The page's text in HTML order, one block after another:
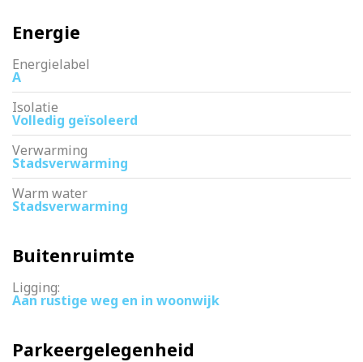
Energie
Energielabel
A
Isolatie
Volledig geïsoleerd
Verwarming
Stadsverwarming
Warm water
Stadsverwarming
Buitenruimte
Ligging:
Aan rustige weg en in woonwijk
Parkeergelegenheid